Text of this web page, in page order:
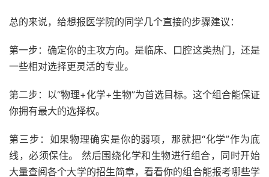
总的来说，给想报医学院的同学几个直接的步骤建议：
第一步：确定你的主攻方向。是临床、口腔这类热门，还是
一些相对选择更灵活的专业。
第二步：以“物理+化学+生物”为首选目标。这个组合能保证
你拥有最大的选择权。
第三步：如果物理确实是你的弱项，那就把“化学”作为底
线，必须保住。 然后围绕化学和生物进行组合，同时开始
大量查阅各个大学的招生简章，看看你的组合能报考哪些学